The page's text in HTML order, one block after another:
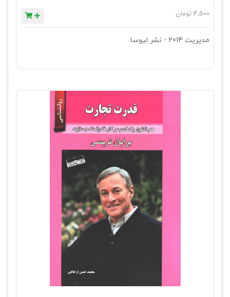
4,500 تومان
مدیریت 2014 - نشر لیوسا